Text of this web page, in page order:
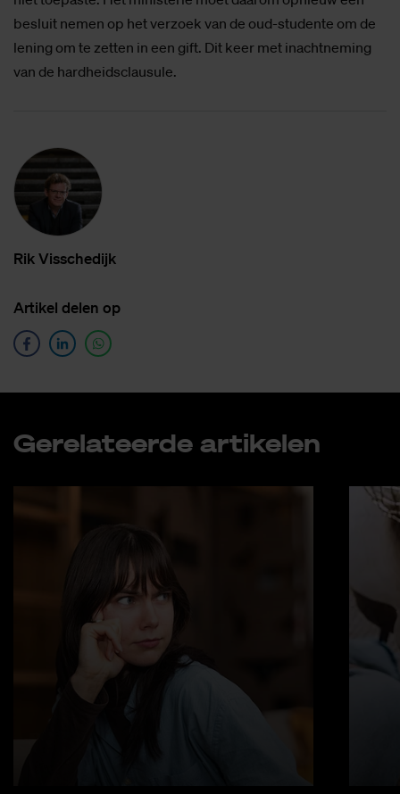
besluit nemen op het verzoek van de oud-studente om de
lening om te zetten in een gift. Dit keer met inachtneming
van de hardheidsclausule.
Rik Vis­sche­dijk
Ar­ti­kel de­len op
Ge­re­la­teer­de ar­ti­ke­len